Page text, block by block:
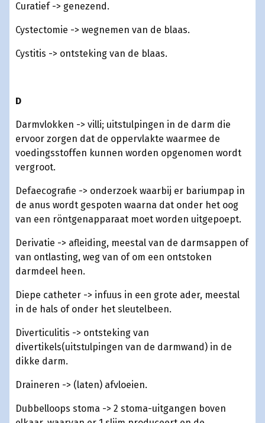
Curatief -> genezend.
Cystectomie -> wegnemen van de blaas.
Cystitis -> ontsteking van de blaas.
D
Darmvlokken -> villi; uitstulpingen in de darm die
ervoor zorgen dat de oppervlakte waarmee de
voedingsstoffen kunnen worden opgenomen wordt
vergroot.
Defaecografie -> onderzoek waarbij er bariumpap in
de anus wordt gespoten waarna dat onder het oog
van een röntgenapparaat moet worden uitgepoept.
Derivatie -> afleiding, meestal van de darmsappen of
van ontlasting, weg van of om een ontstoken
darmdeel heen.
Diepe catheter -> infuus in een grote ader, meestal
in de hals of onder het sleutelbeen.
Diverticulitis -> ontsteking van
divertikels(uitstulpingen van de darmwand) in de
dikke darm.
Draineren -> (laten) afvloeien.
Dubbelloops stoma -> 2 stoma-uitgangen boven